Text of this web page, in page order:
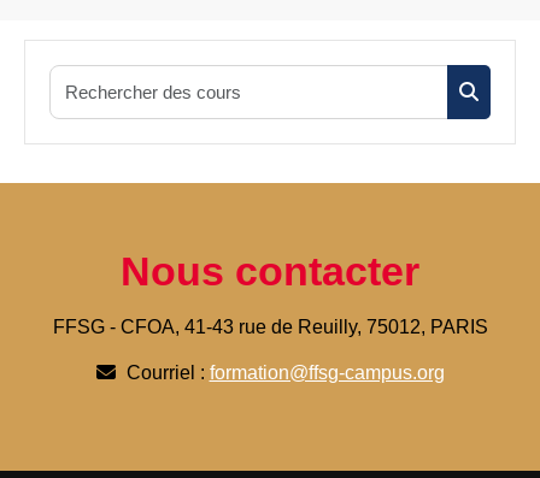
Nous contacter
FFSG - CFOA, 41-43 rue de Reuilly, 75012, PARIS
Courriel : formation@ffsg-campus.org